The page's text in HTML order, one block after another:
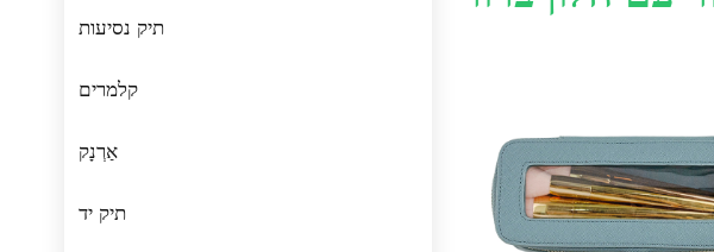
תיק נסיעות
קלמרים
אַרְנָק
תיק יד